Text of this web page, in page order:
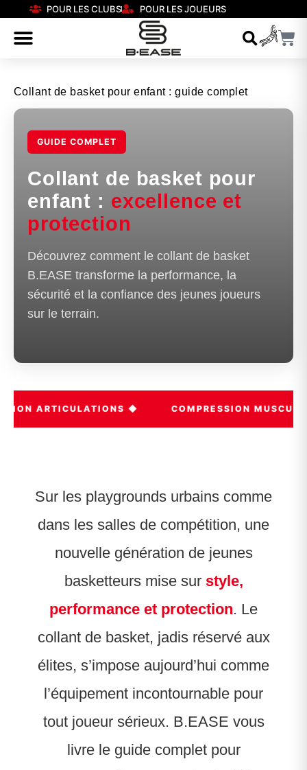
POUR LES CLUBS POUR LES JOUEURS
Collant de basket pour enfant : guide complet
GUIDE COMPLET
Collant de basket pour
enfant : excellence et
protection
Découvrez comment le collant de basket
B.EASE transforme la performance, la
sécurité et la confiance des jeunes joueurs
sur le terrain.
ARTICULATIONS ◆ COMPRESSION
Sur les playgrounds urbains comme
dans les salles de compétition, une
nouvelle génération de jeunes
basketteurs mise sur style,
performance et protection. Le
collant de basket, jadis réservé aux
élites, s’impose aujourd’hui comme
l’équipement incontournable pour
tout joueur sérieux. B.EASE vous
livre le guide complet pour